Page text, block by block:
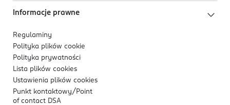
Informacje prawne
Regulaminy
Polityka plików cookie
Polityka prywatności
Lista plików cookies
Ustawienia plików cookies
Punkt kontaktowy/ Point
of contact DSA